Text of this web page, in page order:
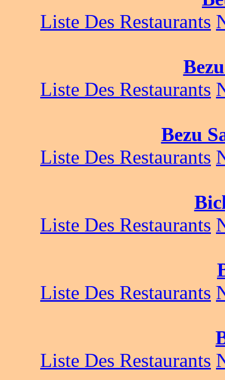
Liste Des Restaurants
Liste Des Restaurants
Bezu
Liste Des Restaurants
Liste Des Restaurants
Liste Des Restaurants
Liste Des Restaurants